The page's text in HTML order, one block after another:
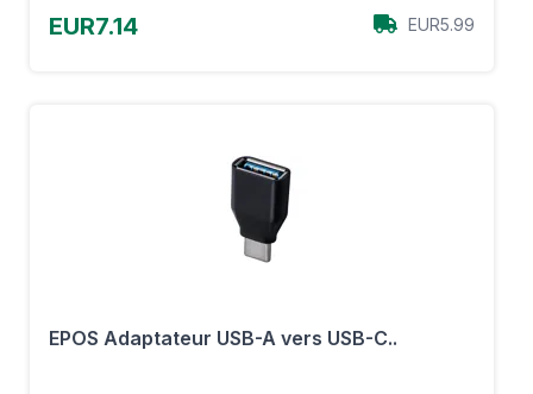
EUR7.14 EUR5.99
EPOS Adaptateur USB-A vers USB-C..